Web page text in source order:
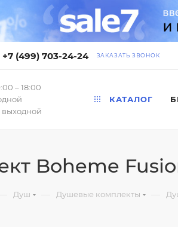
+7 (499) 703-24-24 ЗАКАЗАТЬ ЗВОНОК
– 18:00
выходной
КАТАЛОГ
Boheme
Душ — Душевые комплекты —